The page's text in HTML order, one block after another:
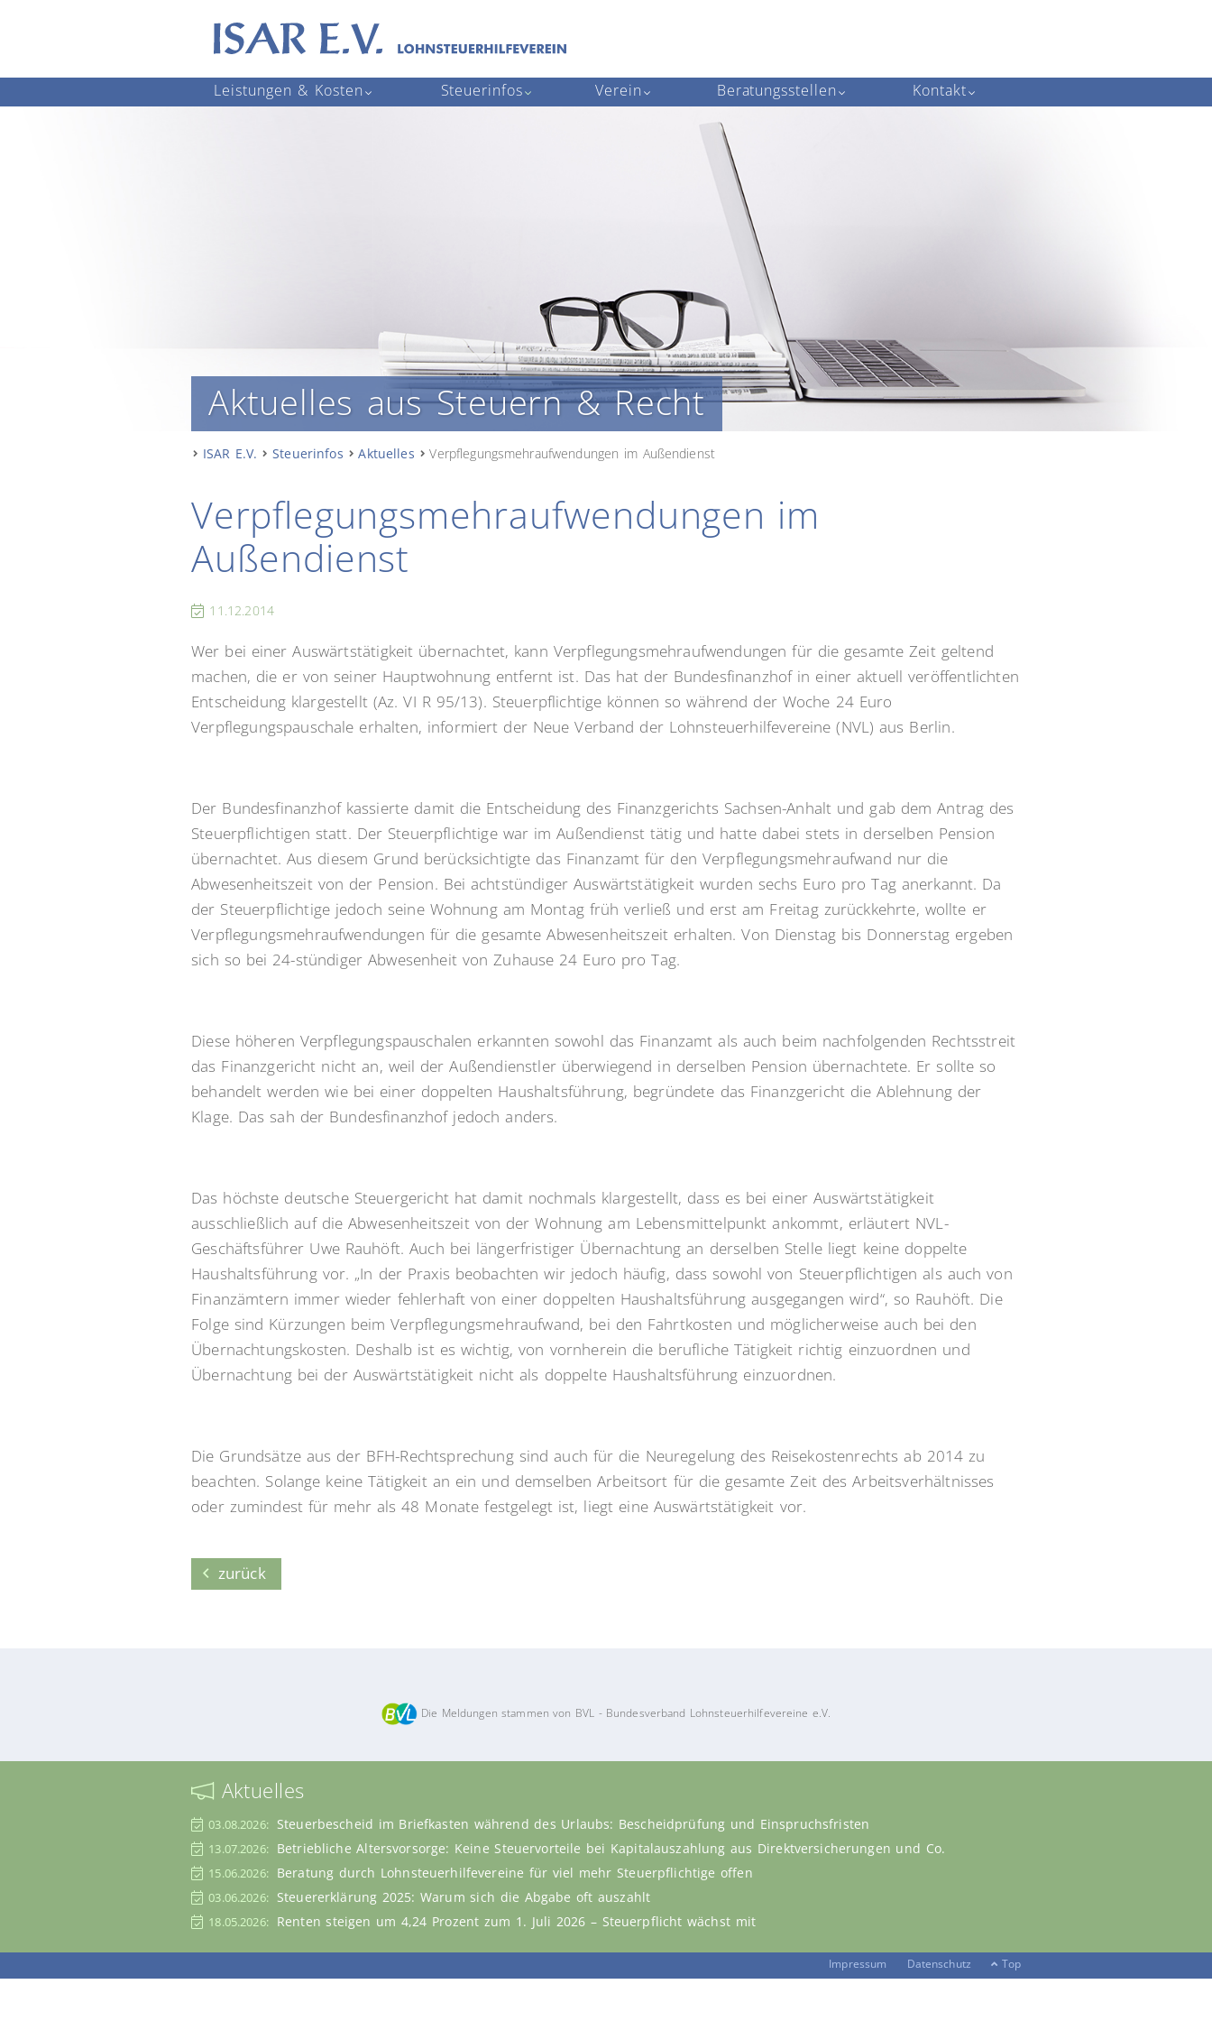
Navigation
Leistungen & Kosten Steuerinfos Verein Beratungsstellen Kontakt
Aktuelles aus Steuern & Recht
ISAR E.V. Steuerinfos Aktuelles Verpflegungsmehraufwendungen im Außendienst
Verpflegungsmehraufwendungen im
Außendienst
11.12.2014
Wer bei einer Auswärtstätigkeit übernachtet, kann Verpflegungsmehraufwendungen für die gesamte Zeit geltend
machen, die er von seiner Hauptwohnung entfernt ist. Das hat der Bundesfinanzhof in einer aktuell veröffentlichten
Entscheidung klargestellt (Az. VI R 95/13). Steuerpflichtige können so während der Woche 24 Euro
Verpflegungspauschale erhalten, informiert der Neue Verband der Lohnsteuerhilfevereine (NVL) aus Berlin.
Der Bundesfinanzhof kassierte damit die Entscheidung des Finanzgerichts Sachsen-Anhalt und gab dem Antrag des
Steuerpflichtigen statt. Der Steuerpflichtige war im Außendienst tätig und hatte dabei stets in derselben Pension
übernachtet. Aus diesem Grund berücksichtigte das Finanzamt für den Verpflegungsmehraufwand nur die
Abwesenheitszeit von der Pension. Bei achtstündiger Auswärtstätigkeit wurden sechs Euro pro Tag anerkannt. Da
der Steuerpflichtige jedoch seine Wohnung am Montag früh verließ und erst am Freitag zurückkehrte, wollte er
Verpflegungsmehraufwendungen für die gesamte Abwesenheitszeit erhalten. Von Dienstag bis Donnerstag ergeben
sich so bei 24-stündiger Abwesenheit von Zuhause 24 Euro pro Tag.
Diese höheren Verpflegungspauschalen erkannten sowohl das Finanzamt als auch beim nachfolgenden Rechtsstreit
das Finanzgericht nicht an, weil der Außendienstler überwiegend in derselben Pension übernachtete. Er sollte so
behandelt werden wie bei einer doppelten Haushaltsführung, begründete das Finanzgericht die Ablehnung der
Klage. Das sah der Bundesfinanzhof jedoch anders.
Das höchste deutsche Steuergericht hat damit nochmals klargestellt, dass es bei einer Auswärtstätigkeit
ausschließlich auf die Abwesenheitszeit von der Wohnung am Lebensmittelpunkt ankommt, erläutert NVL-
Geschäftsführer Uwe Rauhöft. Auch bei längerfristiger Übernachtung an derselben Stelle liegt keine doppelte
Haushaltsführung vor. „In der Praxis beobachten wir jedoch häufig, dass sowohl von Steuerpflichtigen als auch von
Finanzämtern immer wieder fehlerhaft von einer doppelten Haushaltsführung ausgegangen wird“, so Rauhöft. Die
Folge sind Kürzungen beim Verpflegungsmehraufwand, bei den Fahrtkosten und möglicherweise auch bei den
Übernachtungskosten. Deshalb ist es wichtig, von vornherein die berufliche Tätigkeit richtig einzuordnen und
Übernachtung bei der Auswärtstätigkeit nicht als doppelte Haushaltsführung einzuordnen.
Die Grundsätze aus der BFH-Rechtsprechung sind auch für die Neuregelung des Reisekostenrechts ab 2014 zu
beachten. Solange keine Tätigkeit an ein und demselben Arbeitsort für die gesamte Zeit des Arbeitsverhältnisses
oder zumindest für mehr als 48 Monate festgelegt ist, liegt eine Auswärtstätigkeit vor.
zurück
Die Meldungen stammen von BVL - Bundesverband Lohnsteuerhilfevereine e.V.
Aktuelles
03.08.2026: Steuerbescheid im Briefkasten während des Urlaubs: Bescheidprüfung und Einspruchsfristen
13.07.2026: Betriebliche Altersvorsorge: Keine Steuervorteile bei Kapitalauszahlung aus Direktversicherungen und Co.
15.06.2026: Beratung durch Lohnsteuerhilfevereine für viel mehr Steuerpflichtige offen
03.06.2026: Steuererklärung 2025: Warum sich die Abgabe oft auszahlt
18.05.2026: Renten steigen um 4,24 Prozent zum 1. Juli 2026 – Steuerpflicht wächst mit
Impressum Datenschutz Top